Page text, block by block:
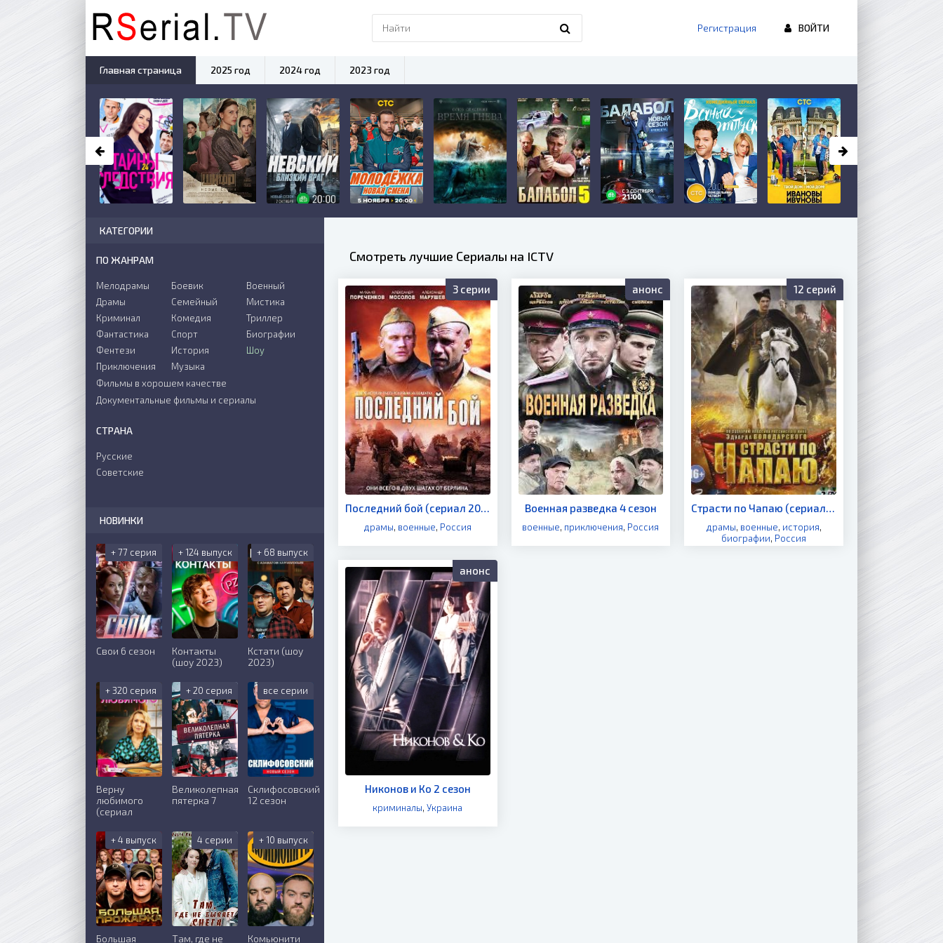
Смотреть лучшие Сериалы на ICTV
3 серии
драмы, военные, Россия
анонс
Военная разведка 4 сезон
военные, приключения, Россия
12 серий
драмы, военные, история,
биографии, Россия
анонс
Никонов и Ко 2 сезон
криминалы,Украина
КАТЕГОРИИ
ПО ЖАНРАМ
Мелодрамы
Драмы
Криминал
Боевик
Семейный
Комедия
Военный
Мистика
Триллер
Фантастика
Фентези
Приключения
Спорт
История
Музыка
Биографии
Шоу
Фильмы в хорошем качестве
Документальные фильмы и сериалы
СТРАНА
Русские
Советские
НОВИНКИ
+ 77 серия
Свои 6 сезон
+ 124 выпуск
Контакты
(шоу 2023)
+ 68 выпуск
Кстати (шоу
2023)
+ 320 серия
Верну
любимого
(сериал
+ 20 серия
Великолепная
пятерка 7
все серии
Склифосовский
12 сезон
+ 4 выпуск
Большая
4 серии
Там, где не
+ 10 выпуск
Комьюнити
Регистрация ВОЙТИ
Главная страница 2025 год 2024 год 2023 год